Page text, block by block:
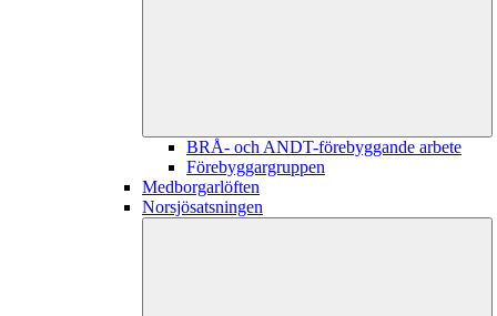
BRÅ- och ANDT-förebyggande arbete
Förebyggargruppen
Medborgarlöften
Norsjösatsningen